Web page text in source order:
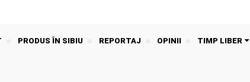
PRODUS ÎN SIBIU REPORTAJ OPINII TIMP LIBER